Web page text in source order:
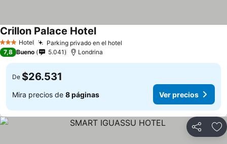
3 Estrellas
Hotel Parking privado en el hotel
Crillon Palace Hotel
7,8 Bueno 5.041 Londrina
De $26.531
Mira precios de 8 páginas Ver precios
Compartir